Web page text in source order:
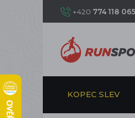
+420 774 118 065
KOPEC SLEV